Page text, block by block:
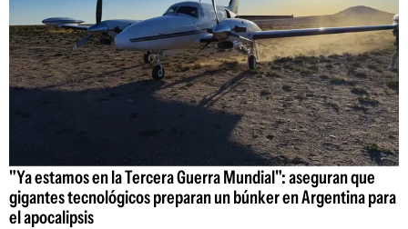
"Ya estamos en la Tercera Guerra Mundial": aseguran que
gigantes tecnológicos preparan un búnker en Argentina para
el apocalipsis